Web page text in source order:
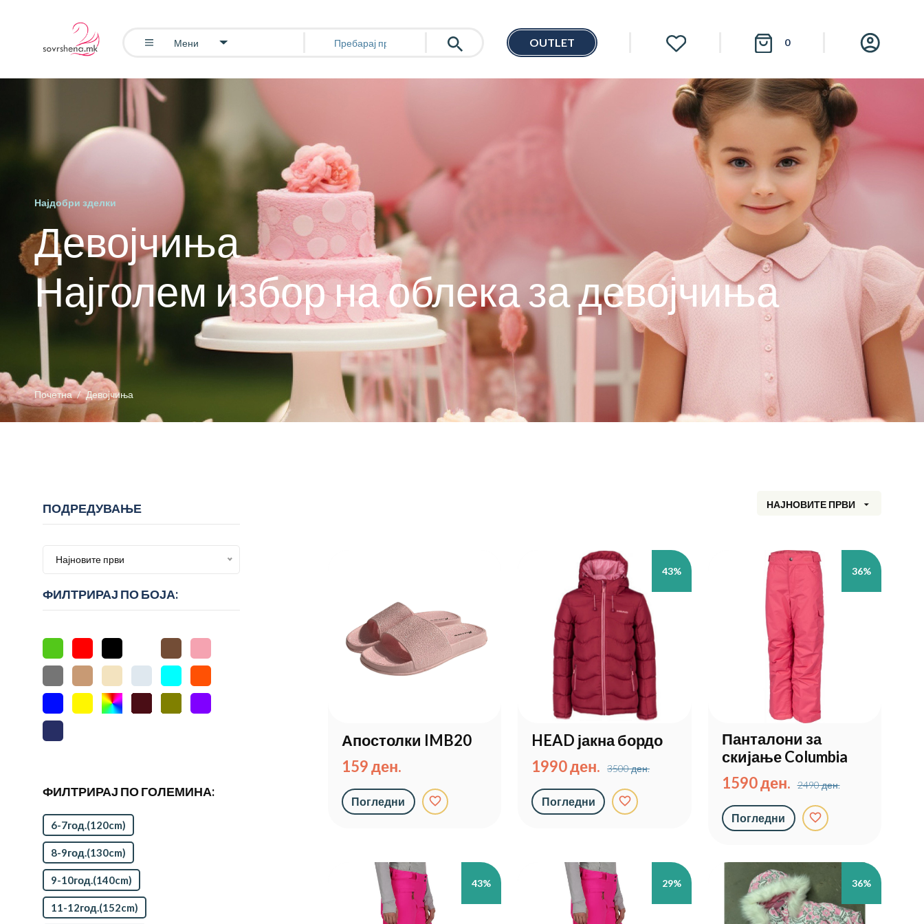
Мени OUTLET 0
Најдобри зделки
Девојчиња
Најголем избор на облека за девојчиња
Почетна Девојчиња
ПОДРЕДУВАЊЕ
Најновите први
ФИЛТРИРАЈ ПО БОЈА:
ФИЛТРИРАЈ ПО ГОЛЕМИНА:
6-7год.(120cm)
8-9год.(130cm)
9-10год.(140cm)
11-12год.(152cm)
НАЈНОВИТЕ ПРВИ
Апостолки IMB20
159 ден.
Погледни favorite_border
43%
HEAD јакна бордо
1990 ден.
3500 ден.
Погледни favorite_border
36%
Панталони за
скијање Columbia
1590 ден.
2490 ден.
Погледни favorite_border
43% 29% 36%